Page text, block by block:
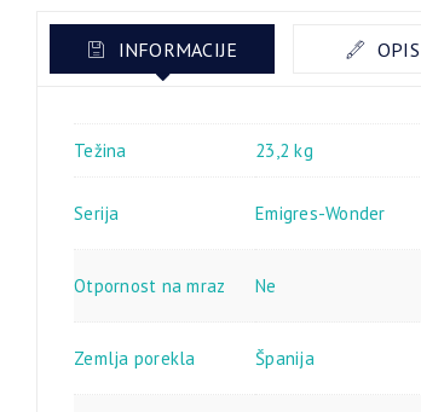
INFORMACIJE OPIS
Težina 23,2 kg
Serija Emigres-Wonder
Otpornost na mraz Ne
Zemlja porekla Španija